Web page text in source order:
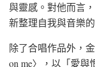
與靈感。對他而言
新整理自我與音樂
除了合唱作品外，
on me〉，以「愛